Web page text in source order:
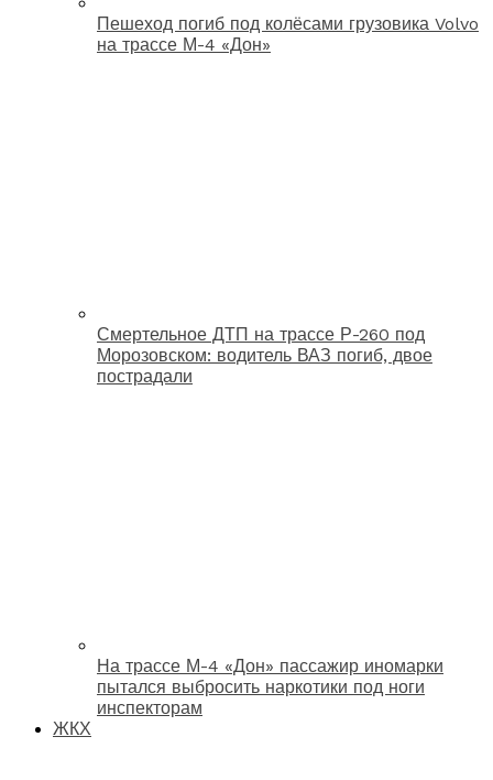
Пешеход погиб под колёсами грузовика Volvo
на трассе М-4 «Дон»
Смертельное ДТП на трассе Р-260 под
Морозовском: водитель ВАЗ погиб, двое
пострадали
На трассе М-4 «Дон» пассажир иномарки
пытался выбросить наркотики под ноги
инспекторам
ЖКХ